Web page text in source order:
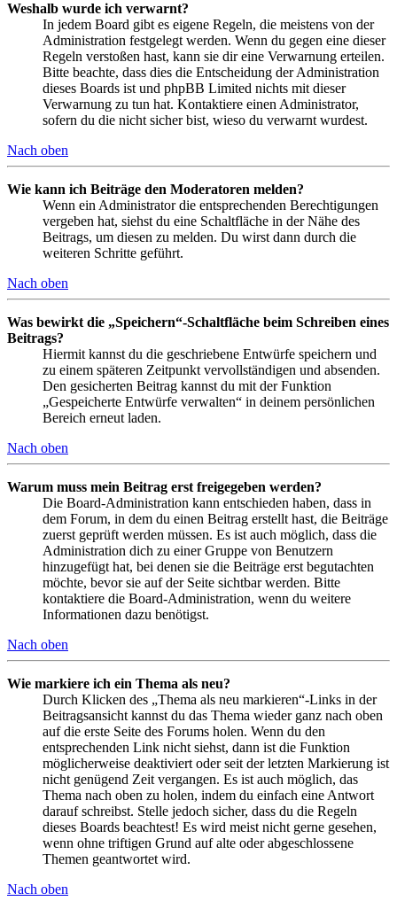
Weshalb wurde ich verwarnt?
In jedem Board gibt es eigene Regeln, die meistens von der
Administration festgelegt werden. Wenn du gegen eine dieser
Regeln verstoßen hast, kann sie dir eine Verwarnung erteilen.
Bitte beachte, dass dies die Entscheidung der Administration
dieses Boards ist und phpBB Limited nichts mit dieser
Verwarnung zu tun hat. Kontaktiere einen Administrator,
sofern du die nicht sicher bist, wieso du verwarnt wurdest.
Nach oben
Wie kann ich Beiträge den Moderatoren melden?
Wenn ein Administrator die entsprechenden Berechtigungen
vergeben hat, siehst du eine Schaltfläche in der Nähe des
Beitrags, um diesen zu melden. Du wirst dann durch die
weiteren Schritte geführt.
Nach oben
Was bewirkt die „Speichern“-Schaltfläche beim Schreiben eines
Beitrags?
Hiermit kannst du die geschriebene Entwürfe speichern und
zu einem späteren Zeitpunkt vervollständigen und absenden.
Den gesicherten Beitrag kannst du mit der Funktion
„Gespeicherte Entwürfe verwalten“ in deinem persönlichen
Bereich erneut laden.
Nach oben
Warum muss mein Beitrag erst freigegeben werden?
Die Board-Administration kann entschieden haben, dass in
dem Forum, in dem du einen Beitrag erstellt hast, die Beiträge
zuerst geprüft werden müssen. Es ist auch möglich, dass die
Administration dich zu einer Gruppe von Benutzern
hinzugefügt hat, bei denen sie die Beiträge erst begutachten
möchte, bevor sie auf der Seite sichtbar werden. Bitte
kontaktiere die Board-Administration, wenn du weitere
Informationen dazu benötigst.
Nach oben
Wie markiere ich ein Thema als neu?
Durch Klicken des „Thema als neu markieren“-Links in der
Beitragsansicht kannst du das Thema wieder ganz nach oben
auf die erste Seite des Forums holen. Wenn du den
entsprechenden Link nicht siehst, dann ist die Funktion
möglicherweise deaktiviert oder seit der letzten Markierung ist
nicht genügend Zeit vergangen. Es ist auch möglich, das
Thema nach oben zu holen, indem du einfach eine Antwort
darauf schreibst. Stelle jedoch sicher, dass du die Regeln
dieses Boards beachtest! Es wird meist nicht gerne gesehen,
wenn ohne triftigen Grund auf alte oder abgeschlossene
Themen geantwortet wird.
Nach oben